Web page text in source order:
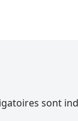
sont